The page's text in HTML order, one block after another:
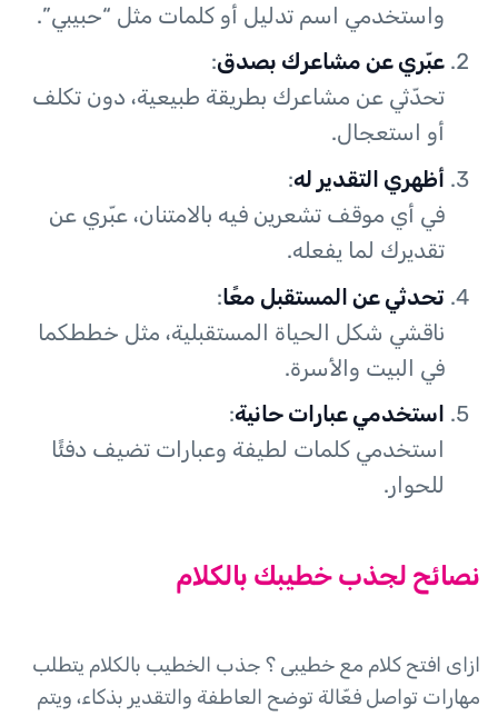
واستخدمي اسم تدليل أو كلمات مثل “حبيبي”.
عبّري عن مشاعرك بصدق:
تحدّثي عن مشاعرك بطريقة طبيعية، دون تكلف
أو استعجال.
أظهري التقدير له:
في أي موقف تشعرين فيه بالامتنان، عبّري عن
تقديرك لما يفعله.
تحدثي عن المستقبل معًا:
ناقشي شكل الحياة المستقبلية، مثل خططكما
في البيت والأسرة.
استخدمي عبارات حانية:
استخدمي كلمات لطيفة وعبارات تضيف دفئًا
للحوار.
نصائح لجذب خطيبك بالكلام
ازاى افتح كلام مع خطيبى ؟ جذب الخطيب بالكلام يتطلب
مهارات تواصل فعّالة توضح العاطفة والتقدير بذكاء، ويتم